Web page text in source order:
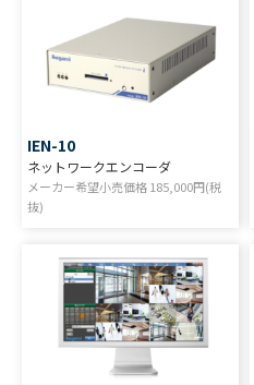
IEN-10
ネットワークエンコーダ
メーカー希望小売価格185,000円(税
抜)